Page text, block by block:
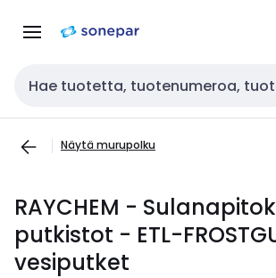
navigointiinsisältöön
Haku
Näytä murupolku
RAYCHEM -
putkistot - ETL-
vesiputket